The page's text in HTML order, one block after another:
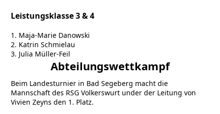
Leistungsklasse 3 & 4
1. Maja-Marie Danowski
2. Katrin Schmielau
3. Julia Müller-Feil
Abteilungswettkampf
Beim Landesturnier in Bad Segeberg macht die
Mannschaft des RSG Volkerswurt under der Leitung von
Vivien Zeyns den 1. Platz.